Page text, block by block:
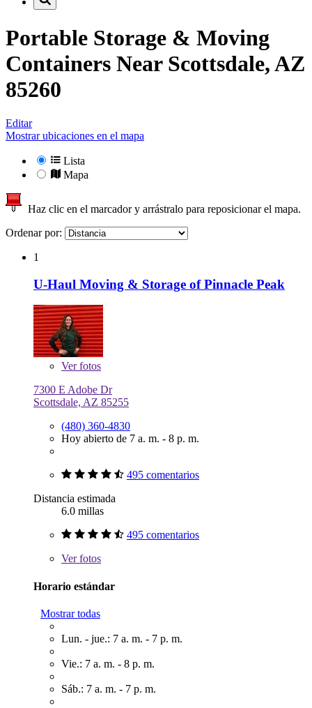
Portable Storage & Moving
Containers Near Scottsdale, AZ
85260
Editar
Mostrar ubicaciones en el mapa
Lista
Mapa
Haz clic en el marcador y arrástralo para reposicionar el mapa.
Ordenar por:
1
U-Haul Moving & Storage of Pinnacle Peak
Verfotos
7300 E Adobe Dr
Scottsdale, AZ 85255
(480) 360-4830
Hoy abierto de 7 a. m. - 8 p. m.
495 comentarios
Distancia estimada
6.0 millas
495 comentarios
Verfotos
Horario estándar
Mostrar todas
Lun. - jue.: 7 a. m. - 7 p. m.
Vie.: 7 a. m. - 8 p. m.
Sáb.: 7 a. m. - 7 p. m.